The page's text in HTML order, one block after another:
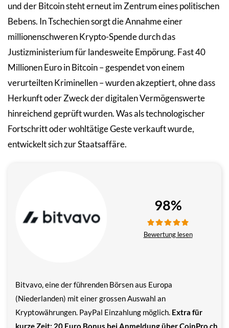
und der Bitcoin steht erneut im Zentrum eines politischen
Bebens. In Tschechien sorgt die Annahme einer
millionenschweren Krypto-Spende durch das
Justizministerium für landesweite Empörung. Fast 40
Millionen Euro in Bitcoin – gespendet von einem
verurteilten Kriminellen – wurden akzeptiert, ohne dass
Herkunft oder Zweck der digitalen Vermögenswerte
hinreichend geprüft wurden. Was als technologischer
Fortschritt oder wohltätige Geste verkauft wurde,
entwickelt sich zur Staatsaffäre.
Bitvavo, eine der führenden Börsen aus Europa
(Niederlanden) mit einer grossen Auswahl an
Kryptowährungen. PayPal Einzahlung möglich. Extra für
kurze Zeit: 20 Euro Bonus bei Anmeldung über CoinPro.ch
98%
Bewertung lesen